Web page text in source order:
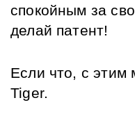
спокойным за
делай патент!
Если что, с этим
Tiger.